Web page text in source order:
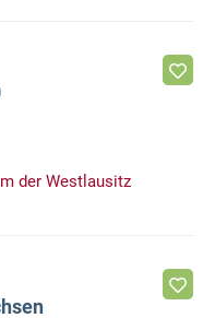
der Westlausitz